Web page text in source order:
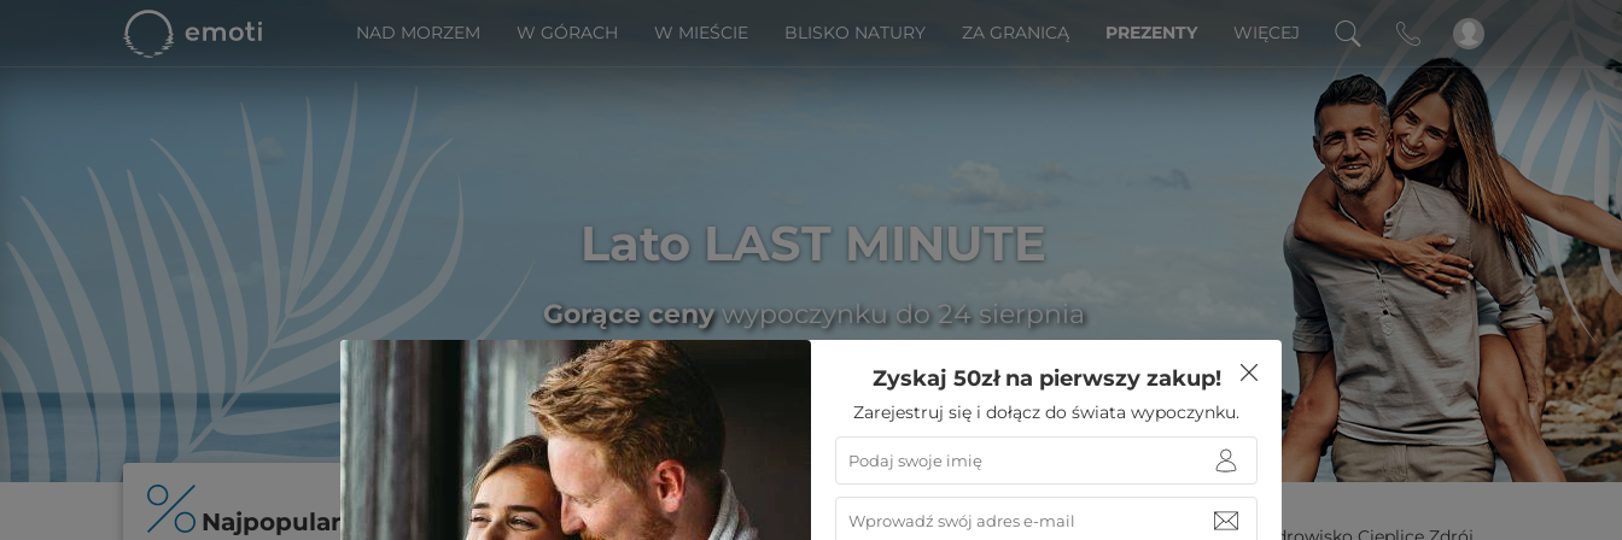
NAD MORZEM W GÓRACH W MIEŚCIE BLISKO NATURY ZA GRANICĄ PREZENTY WIĘCEJ
Lato LAST MINUTE
Gorące cenywypoczynku do 24 sierpnia
Najpopularniejsze oferty
Zyskaj 50zł na pierwszy zakup!
Zarejestruj się i dołącz do świata wypoczynku.